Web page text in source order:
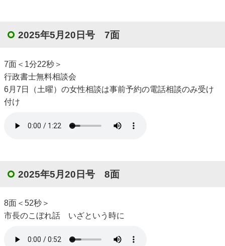
2025年5月20日号 7面
7面＜1分22秒＞
行政書士無料相談会
6月7日（土曜）の女性相談は事前予約の電話相談のみ受け
付け
2025年5月20日号 8面
8面＜52秒＞
市長のこぼれ話 いざという時に